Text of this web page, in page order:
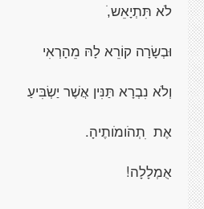
לֹא תִּתְיָאֵש,ׁ
וּבְשָׂרָה קוֹרֵא לָהּ מֵהָרְאִי
וְלֹא נִבְרָא תַּנִּין אֲשֶׁר יַשְׂבִּיעַ
אֶת ִתְהֹומֹותֶיהָ.
אֻמְלָלָה!